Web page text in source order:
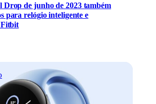
Drop de junho de 2023 também
para relógio inteligente e
Fitbit